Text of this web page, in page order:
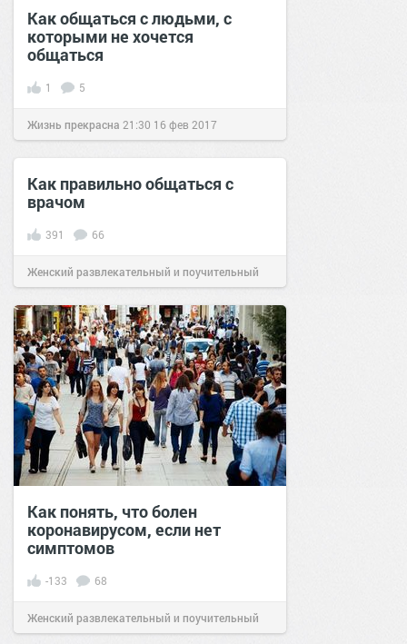
Как общаться с людьми, с
которыми не хочется
общаться
1 5
Жизнь прекрасна 21:30 16 фев 2017
Как правильно общаться с
врачом
391 66
Женский развлекательный и поучительный
сайт.15:3616 янв 2020
Как понять, что болен
коронавирусом, если нет
симптомов
-133 68
Женский развлекательный и поучительный